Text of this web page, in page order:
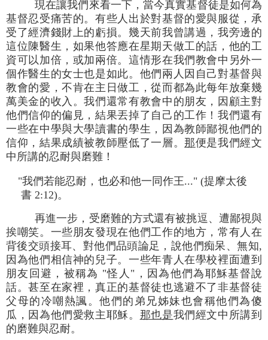
現在讓我們來看一下，當今真實基督徒是如何為
基督忍受痛苦的。有些人出於對基督的愛與服從，承
受了經濟錢財上的虧損。幾天前我曾講過，我旁邊的
這位陳醫生，如果他答應在星期天做工的話，他的工
資可以加倍，或加兩倍。這情形在我們教會中另外一
個作醫生的女士也是如此。他們兩人因自己對基督與
教會的愛，不肯在主日做工，從而都為此每年放棄幾
萬美金的收入。我們還常有教會中的朋友，因顧主對
他們信仰的偏見，結果丟掉了自己的工作！我們還有
一些在中學與大學讀書的學生，因為教師鄙視他們的
信仰，結果成績被教師壓低了一層。那便是我們經文
中所講的忍耐與磨難！
"我們若能忍耐，也必和他一同作王..." (提摩太後
書 2:12)。
再進一步，受磨難的方式還有被挑逗、遭鄙視與
挨嘲笑。一些朋友發現在他們工作的地方，常有人在
背後交頭接耳、對他們品頭論足，說他們痴呆、無知,
因為他們相信神的兒子。一些年青人在學校裡面遭到
朋友回避，被稱為 "怪人"，因為他們為耶穌基督說
話。甚至在家裡，真正的基督徒也逃避不了非基督徒
父母的冷嘲熱諷。他們的弟兄姊妹也會稱他們為傻
瓜，因為他們愛救主耶穌。 那也是我們經文中所講到
的磨難與忍耐。